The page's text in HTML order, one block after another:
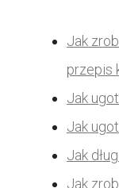
Jak
przepis
Jak
Jak
Jak
Jak